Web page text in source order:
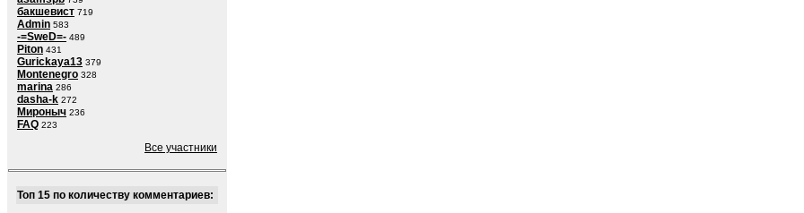
бакшевист 719
Admin 583
-=SweD=- 489
Piton 431
Gurickaya13 379
Montenegro 328
marina 286
dasha-k 272
Мироныч 236
FAQ 223
Все участники
Топ 15 по количеству комментариев: